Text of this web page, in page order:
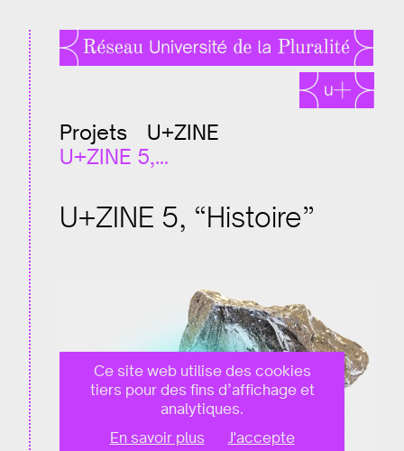
Projets
U+ZINE
U+ZINE 5,…
U+ZINE 5, “Histoire”
Ce site web utilise des cookies
tiers pour des fins d’affichage et
analytiques.
En savoir plus
J'accepte